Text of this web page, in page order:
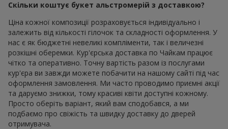
Скільки коштує букет альстромерій з доставкою?
Ціна кожної композиції розраховується індивідуально і
залежить від кількості гілочок та складності оформлення. У
нас є як бюджетні невеликі компліменти, так і величезні
розкішні оберемки. Кур'єрська доставка по Чайкам працює
чітко та оперативно. Точну вартість разом із послугами
кур'єра ви завжди можете побачити на нашому сайті під час
оформлення замовлення. Ми часто проводимо приємні акції
та даруємо знижки, тому красиві квіти доступні кожному.
Просто оберіть варіант, який вам сподобався, а ми
подбаємо про свіжість та швидку доставку до дверей
отримувача.